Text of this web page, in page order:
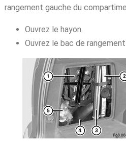
rangement gauche du
Ouvrez le hayon.
Ouvrez le bac de rangement